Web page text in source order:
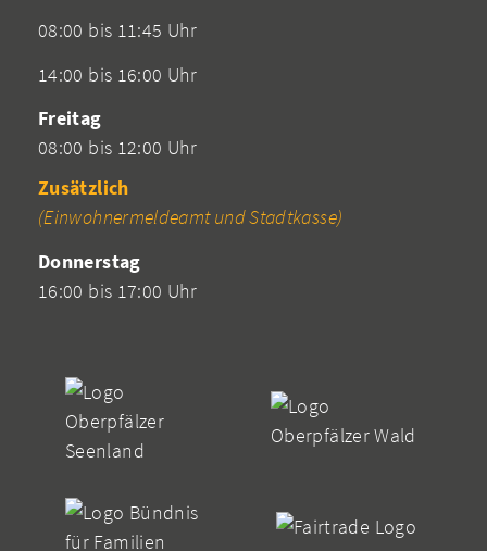
08:00 bis 11:45 Uhr
14:00 bis 16:00 Uhr
Freitag
08:00 bis 12:00 Uhr
Zusätzlich
(Einwohnermeldeamt und Stadtkasse)
Donnerstag
16:00 bis 17:00 Uhr